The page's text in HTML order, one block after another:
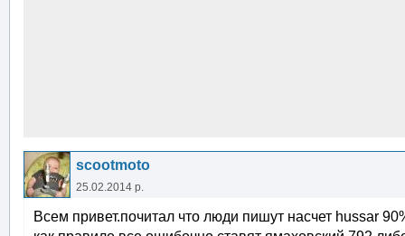
scootmoto
25.02.2014 р.
Всем привет.почитал что люди пишут насчет hussar